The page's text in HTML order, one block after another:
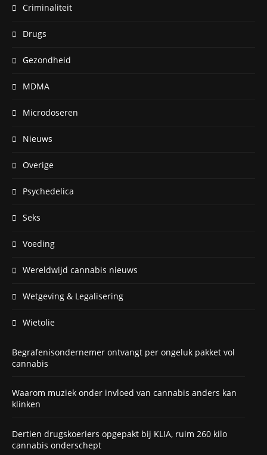
Criminaliteit
Drugs
Gezondheid
MDMA
Microdoseren
Nieuws
Overige
Psychedelica
Seks
Voeding
Wereldwijd cannabis nieuws
Wetgeving & Legalisering
Wietolie
Begrafenisondernemer ontvangt per ongeluk pakket vol
cannabis
Waarom muziek onder invloed van cannabis anders kan
klinken
Dertien drugskoeriers opgepakt bij KLIA, ruim 260 kilo
cannabis onderschept